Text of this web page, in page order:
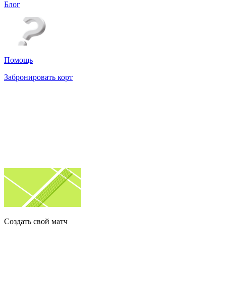
Блог
Помощь
Забронировать корт
Создать свой матч